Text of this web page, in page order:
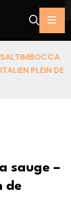
SALTIMBOCCA
PLEIN DE
sauge –
de